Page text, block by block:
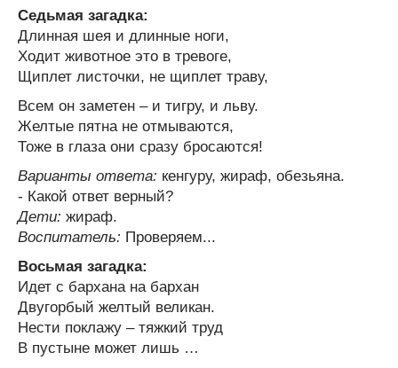
Седьмая загадка:
Длинная шея и длинные ноги,
Ходит животное это в тревоге,
Щиплет листочки, не щиплет траву,
Всем он заметен – и тигру, и льву.
Желтые пятна не отмываются,
Тоже в глаза они сразу бросаются!
Варианты ответа: кенгуру, жираф, обезьяна.
- Какой ответ верный?
Дети: жираф.
Воспитатель: Проверяем...
Восьмая загадка:
Идет с бархана на бархан
Двугорбый желтый великан.
Нести поклажу – тяжкий труд
В пустыне может лишь …